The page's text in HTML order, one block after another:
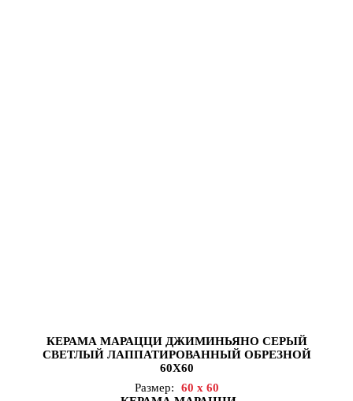
КЕРАМА МАРАЦЦИ ДЖИМИНЬЯНО СЕРЫЙ
СВЕТЛЫЙ ЛАППАТИРОВАННЫЙ ОБРЕЗНОЙ
60Х60
Размер:
60 x 60